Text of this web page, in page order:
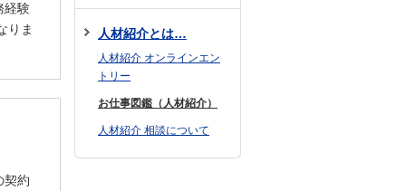
経験
りま
契約
人材紹介とは…
人材紹介 オンラインエン
トリー
お仕事図鑑（人材紹介）
人材紹介 相談について